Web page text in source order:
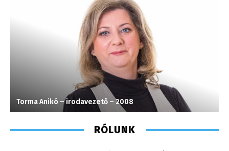
Torma Anikó – irodavezető – 2008
RÓLUNK